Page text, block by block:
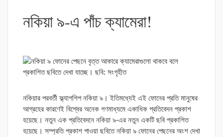
নকিয়া ৯-এ পাঁচ ক্যামেরা!
নকিয়ার পরবর্তী ফ্ল্যাগশিপ নকিয়া ৯। ইতিমধ্যেই এই ফোনের প্রতি মানুষের
আগ্রহের কারণেই বিশ্বের অনেক গণমাধ্যমে একাধিক প্রতিবেদন প্রকাশ
হয়েছে। নতুন এক প্রতিবেদনে নকিয়া ৯-এর নতুন একটি ছবি প্রকাশিত
হয়েছে। সম্প্রতি প্রকাশ পাওয়া ছবিতে নকিয়া ৯ ফোনের পেছনের অংশ দেখা